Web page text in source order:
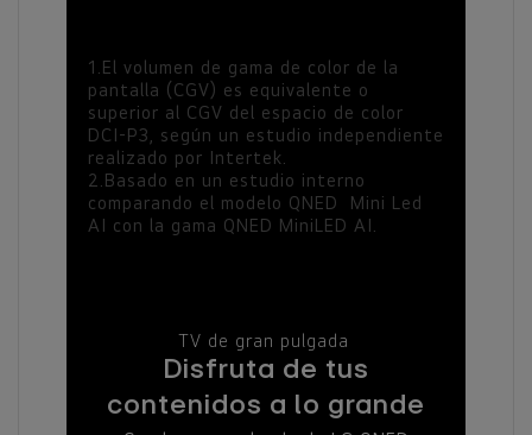
1.El volumen de gama de color de la
pantalla (CGV) es equivalente o
superior al CGV del espacio de color
DCI‑P3, según un estudio independiente
realizado por Intertek.
2.Basado en un estudio interno
comparando el modelo QNED Mini Led
AI con la gama QNED MiniLED AI.
TV de gran pulgada
Disfruta de tus
contenidos a lo grande